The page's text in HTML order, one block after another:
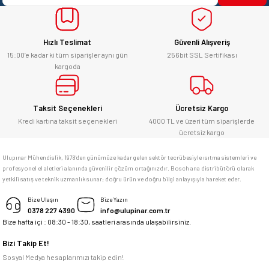
Bu ürüne benzer farklı alternatifler olmalı.
yücel çağatay uzun | 12/06/2026
Kesinlikle orjinal ürün, güvenerek
alabilirsiniz.
E... Ü... | 10/06/2026
Bosch marka alet alacaksam kesinlikle
adresim Ulupınar.com.tr
memnun kaldım
Deneyimini Paylaş
Hızlı Teslimat
15:00’e kadar ki tüm siparişler aynı gün
kargoda
Güvenli Alışveriş
256bit SSL Sertifikası
Taksit Seçenekleri
Kredi kartına taksit seçenekleri
Ücretsiz Kargo
4000 TL ve üzeri tüm siparişlerde
ücretsiz kargo
Ulupınar Mühendislik, 1978'den günümüze kadar gelen sektör tecrübesiyle ısıtma sistemleri ve
profesyonel el aletleri alanında güvenilir çözüm ortağınızdır. Bosch ana distribütörü olarak
yetkili satış ve teknik uzmanlık sunar; doğru ürün ve doğru bilgi anlayışıyla hareket eder.
Bize Ulaşın
0378 227 4390
Bize Yazın
info@ulupinar.com.tr
Bize hafta içi : 08:30 - 18:30, saatleri arasında ulaşabilirsiniz.
Bizi Takip Et!
Sosyal Medya hesaplarımızı takip edin!